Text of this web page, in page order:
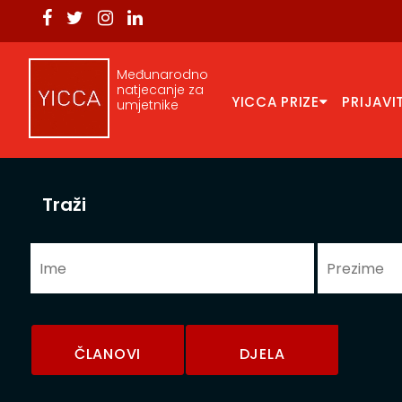
Međunarodno
natjecanje za
umjetnike
YICCA PRIZE
Traži
ČLANOVI DJELA